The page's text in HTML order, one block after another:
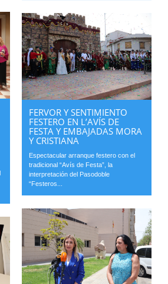
FERVOR Y SENTIMIENTO
FESTERO EN L’AVÍS DE
FESTA Y EMBAJADAS MORA
Y CRISTIANA
Espectacular arranque festero con el
tradicional “Avís de Festa”, la
interpretación del Pasodoble
“Festeros...